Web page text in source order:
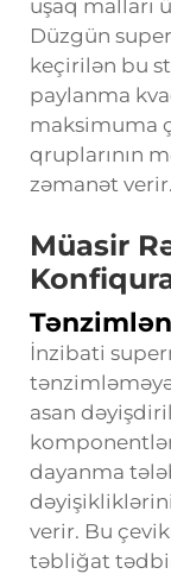
uşaq malları
Düzgün
keçirilən bu
paylanma
maksimuma
qruplarının
zəmanət verir.
Müasir
İnzibati
asan
dayanma
verir. Bu
təbliğat